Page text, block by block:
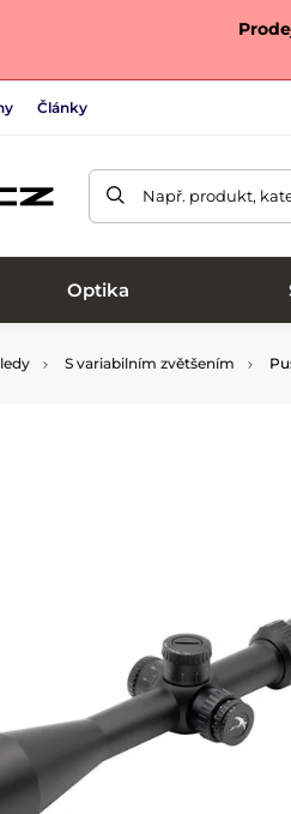
Články
Např. produkt,
Optika
S variabilním zvětšením